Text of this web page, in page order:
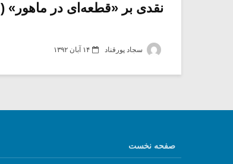
نقدی بر «قطعه‌ای در ماهور» (۱)
سجاد پورقناد ۱۴ آبان ۱۳۹۲
صفحه نخست